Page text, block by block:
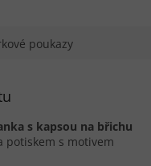
poukazy
s kapsou na břichu
potiskem s motivem